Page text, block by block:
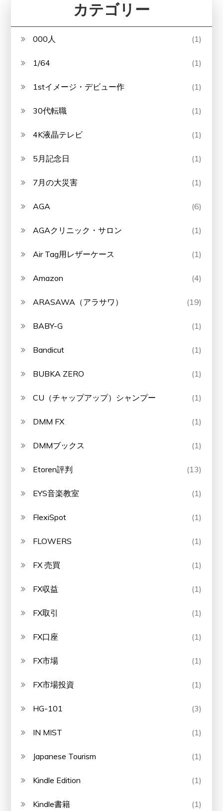
カテゴリー
000人 (1)
1/64 (1)
1stイメージ・デビュー作 (1)
30代転職 (1)
4K液晶テレビ (1)
5月記念日 (1)
7月の大災害 (1)
AGA (6)
AGAクリニック・サロン (1)
Air Tag用レザーケース (1)
Amazon (4)
ARASAWA（アラサワ） (19)
BABY-G (1)
Bandicut (1)
BUBKA ZERO (1)
CU（チャップアップ）シャンプー (1)
DMM FX (1)
DMMブックス (1)
Etoren評判 (13)
EYS音楽教室 (1)
FlexiSpot (1)
FLOWERS (1)
FX 売買 (1)
FX収益 (1)
FX取引 (1)
FX口座 (1)
FX市場 (1)
FX市場投資 (1)
HG-101 (3)
IN MIST (1)
Japanese Tourism (1)
Kindle Edition (1)
Kindle書籍 (1)